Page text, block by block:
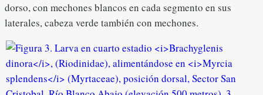
dorso, con mechones blancos en cada segmento en sus
laterales, cabeza verde también con mechones.